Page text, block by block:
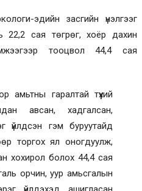
эдийн засгийн үнэлгээг
сая төгрөг, хоёр дахин
тооцвол 44,4 сая
амьтны гаралтай түүхий
авсан, хадгалсан,
үйлдсэн гэм буруутайд
торгох ял оногдуулж,
хохирол болох 44,4 сая
орчин, уур амьсгалын